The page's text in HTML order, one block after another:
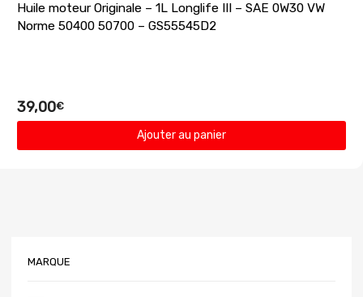
Huile moteur Originale – 1L Longlife III – SAE 0W30 VW
Norme 50400 50700 – GS55545D2
39,00€
Ajouter au panier
MARQUE